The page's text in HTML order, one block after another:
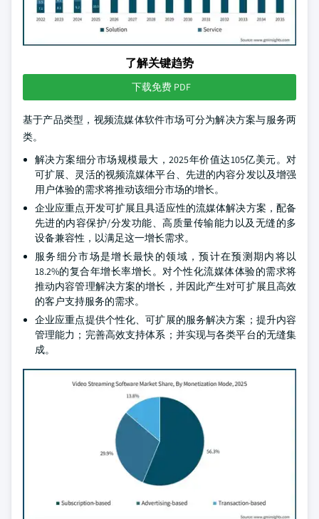
了解关键趋势
下载免费 PDF
基于产品类型，视频流媒体软件市场可分为解决方案与服务两
类。
解决方案细分市场规模最大，2025年价值达105亿美元。对
可扩展、灵活的视频流媒体平台、先进的内容分发以及增强
用户体验的需求将推动该细分市场的增长。
企业应重点开发可扩展且具适应性的流媒体解决方案，配备
先进的内容保护/分发功能、高质量传输能力以及无缝的多
设备兼容性，以满足这一增长需求。
服务细分市场是增长最快的领域，预计在预测期内将以
18.2%的复合年增长率增长。对个性化流媒体体验的需求将
推动内容管理解决方案的增长，并因此产生对可扩展且高效
的客户支持服务的需求。
企业应重点提供个性化、可扩展的服务解决方案；提升内容
管理能力；完善高效支持体系；并实现与各类平台的无缝集
成。